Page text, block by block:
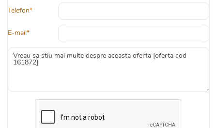
Telefon*
E-mail*